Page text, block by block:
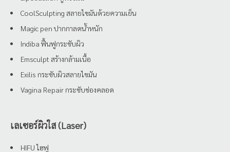
CoolSculpting สลายไขมันด้วยความเย็น
Magic pen ปากกาลดน้ำหนัก
Indiba ฟื้นฟูกระชับผิว
Emsculpt สร้างกล้ามเนื้อ
Exilis กระชับผิวสลายไขมัน
Vagina Repair กระชับช่องคลอด
เลเซอร์ผิวใส (Laser)
HIFU ไฮฟู